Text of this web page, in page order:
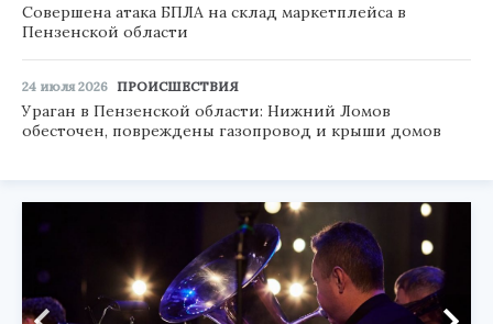
Совершена атака БПЛА на склад маркетплейса в
Пензенской области
24 июля 2026 ПРОИСШЕСТВИЯ
Ураган в Пензенской области: Нижний Ломов
обесточен, повреждены газопровод и крыши домов